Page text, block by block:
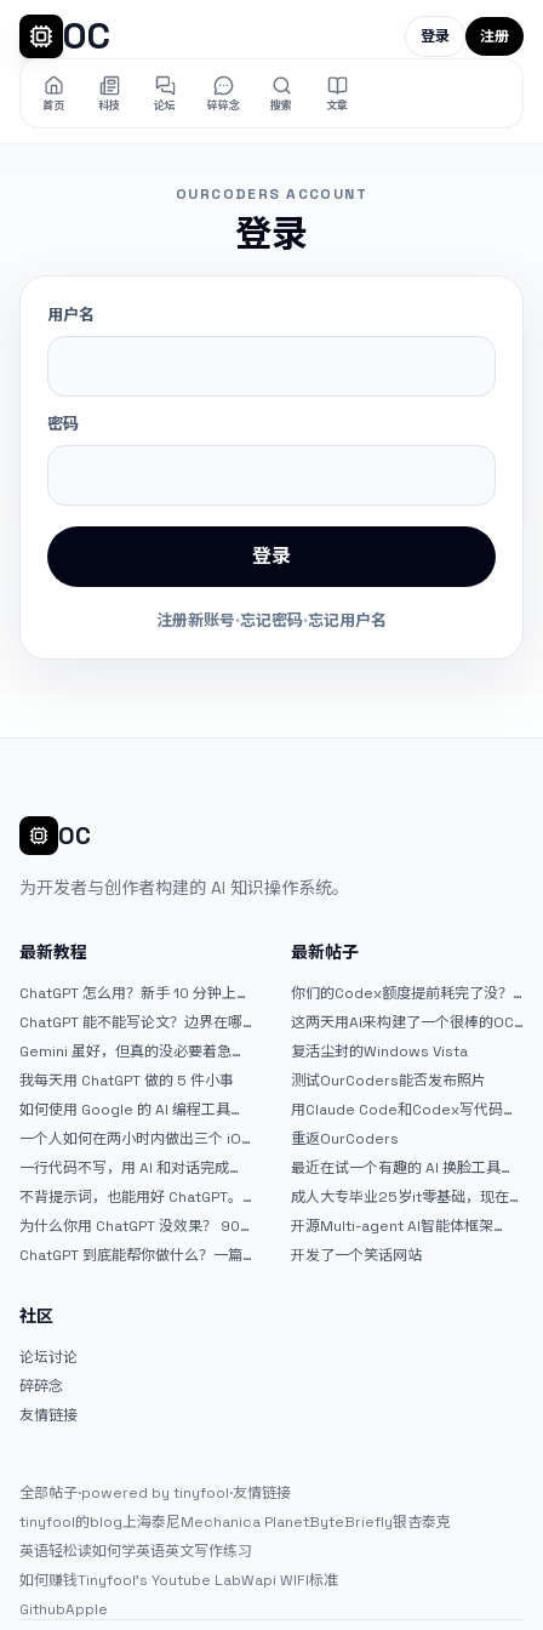
OC
首页 科技 论坛 碎碎念 搜索 文章
登录 注册
OURCODERS ACCOUNT
登录
用户名
密码
登录
注册新账号·忘记密码·忘记用户名
OC
为开发者与创作者构建的 AI 知识操作系统。
最新教程
ChatGPT 怎么用？新手 10 分钟上手
ChatGPT 能不能写论文？边界在哪
Gemini 虽好，但真的没必要着急放
弃 ChatGPT
我每天用 ChatGPT 做的 5 件小事
如何使用 Google 的 AI 编程工具
AntiGravity：独立开发者的新时代
武器
一个人如何在两小时内做出三个 iOS
APP？｜AntiGravity + Gemini 3 实
战完整记录
一行代码不写，用 AI 和对话完成一
个完整网站：《图书天堂》实战记录
不背提示词，也能用好 ChatGPT。
一个万能提问模板
为什么你用 ChatGPT 没效果？ 90%
的人第一步就问错了
ChatGPT 到底能帮你做什么？一篇
最新帖子
你们的Codex额度提前耗完了没？
戒断反应如何？
这两天用AI来构建了一个很棒的OC
论坛精华区
复活尘封的Windows Vista
测试OurCoders能否发布照片
用Claude Code和Codex写代码真
的爽，但是App怎么挣钱还是很难啊
重返OurCoders
最近在试一个有趣的 AI 换脸工具，
效果挺不错
成人大专毕业25岁it零基础，现在想
考软件设计师，有什么好的建议吗，
谢谢！
开源Multi-agent AI智能体框架
aevatar.ai，欢迎大家贡献代码
开发了一个笑话网站
社区
论坛讨论
碎碎念
友情链接
全部帖子·powered by tinyfool·友情链接
tinyfool的blog上海泰尼Mechanica PlanetByteBriefly银杏泰克
英语轻松读如何学英语英文写作练习
如何赚钱Tinyfool's Youtube LabWapi WIFI标准
GithubApple